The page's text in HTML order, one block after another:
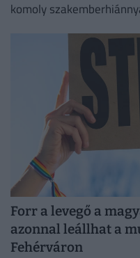
komoly
Forr a levegő a
azonnal leállhat a
Fehérváron